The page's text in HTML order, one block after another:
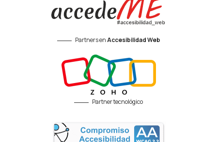
Partners enAccesibilidad Web
Partner tecnológico